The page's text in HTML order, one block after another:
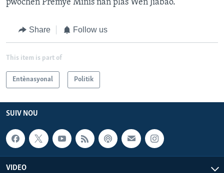
pwochen Premye Minis nan plas Wen Jiabao.
Share Follow us
This item is part of
Entènasyonal Politik
SUIV NOU
VIDEO